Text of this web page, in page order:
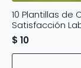
10 Plantillas
Satisfacción
$ 10